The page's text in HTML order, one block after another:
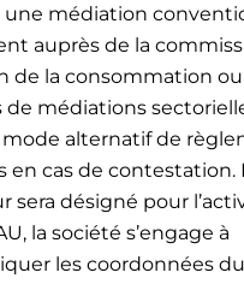
une médiation
auprès de la
de la consommation
de médiations
alternatif de
en cas de contestation.
sera désigné pour
la société s’engage à
les coordonnées